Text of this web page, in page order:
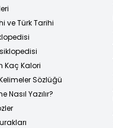
ve Türk Tarihi
Kaç Kalori
Sözlüğü
Nasıl Yazılır?